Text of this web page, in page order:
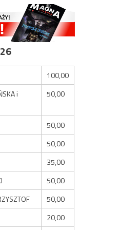
100,00
i
50,00
50,00
50,00
35,00
50,00
50,00
20,00